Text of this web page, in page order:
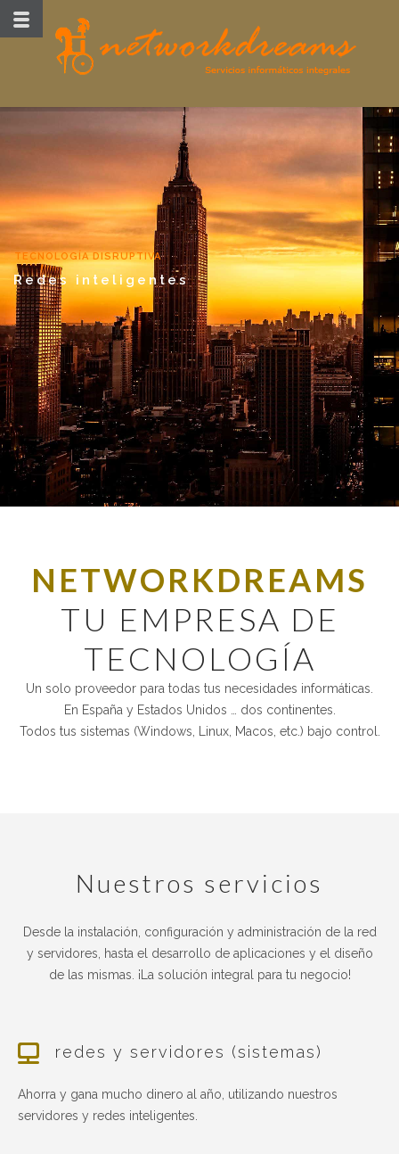
TECNOLOGÍA DISRUPTIVA
Redes inteligentes
NETWORKDREAMS
TU EMPRESA DE
TECNOLOGÍA
Un solo proveedor para todas tus necesidades informáticas.
En España y Estados Unidos … dos continentes.
Todos tus sistemas (Windows, Linux, Macos, etc.) bajo control.
nuestros servicios
Desde la instalación, configuración y administración de la red
y servidores, hasta el desarrollo de aplicaciones y el diseño
de las mismas. ¡La solución integral para tu negocio!
redes y servidores (sistemas)
Ahorra y gana mucho dinero al año, utilizando nuestros
servidores y redes inteligentes.